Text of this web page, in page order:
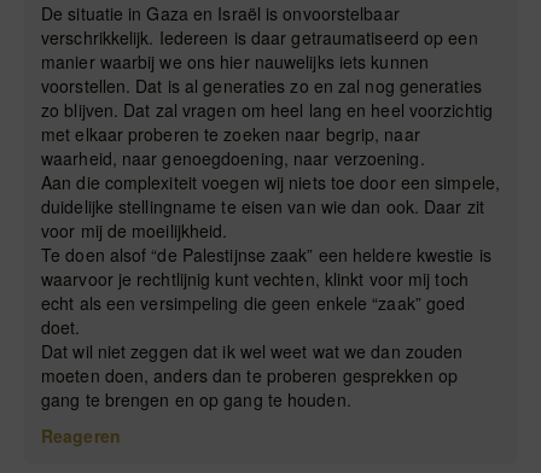
De situatie in Gaza en Israël is onvoorstelbaar
verschrikkelijk. Iedereen is daar getraumatiseerd op een
manier waarbij we ons hier nauwelijks iets kunnen
voorstellen. Dat is al generaties zo en zal nog generaties
zo blijven. Dat zal vragen om heel lang en heel voorzichtig
met elkaar proberen te zoeken naar begrip, naar
waarheid, naar genoegdoening, naar verzoening.
Aan die complexiteit voegen wij niets toe door een simpele,
duidelijke stellingname te eisen van wie dan ook. Daar zit
voor mij de moeilijkheid.
Te doen alsof “de Palestijnse zaak” een heldere kwestie is
waarvoor je rechtlijnig kunt vechten, klinkt voor mij toch
echt als een versimpeling die geen enkele “zaak” goed
doet.
Dat wil niet zeggen dat ik wel weet wat we dan zouden
moeten doen, anders dan te proberen gesprekken op
gang te brengen en op gang te houden.
Reageren